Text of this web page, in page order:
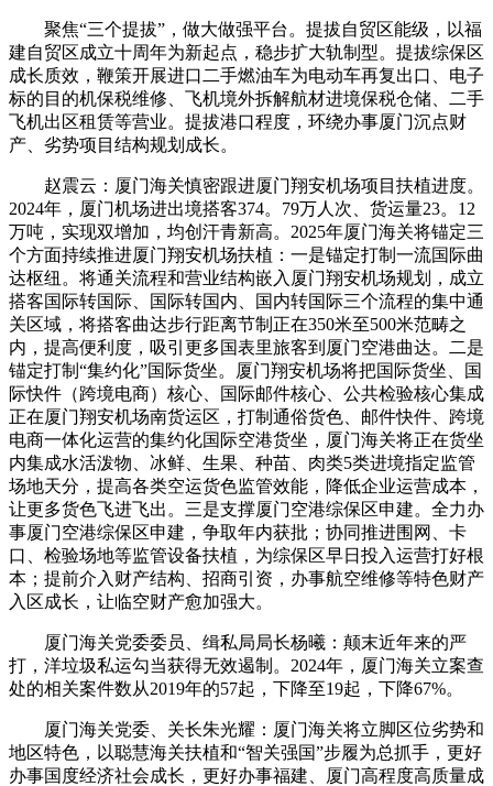
聚焦“三个提拔”，做大做强平台。提拔自贸区能级，以福
建自贸区成立十周年为新起点，稳步扩大轨制型。提拔综保区
成长质效，鞭策开展进口二手燃油车为电动车再复出口、电子
标的目的机保税维修、飞机境外拆解航材进境保税仓储、二手
飞机出区租赁等营业。提拔港口程度，环绕办事厦门沉点财
产、劣势项目结构规划成长。
赵震云：厦门海关慎密跟进厦门翔安机场项目扶植进度。
2024年，厦门机场进出境搭客374。79万人次、货运量23。12
万吨，实现双增加，均创汗青新高。2025年厦门海关将锚定三
个方面持续推进厦门翔安机场扶植：一是锚定打制一流国际曲
达枢纽。将通关流程和营业结构嵌入厦门翔安机场规划，成立
搭客国际转国际、国际转国内、国内转国际三个流程的集中通
关区域，将搭客曲达步行距离节制正在350米至500米范畴之
内，提高便利度，吸引更多国表里旅客到厦门空港曲达。二是
锚定打制“集约化”国际货坐。厦门翔安机场将把国际货坐、国
际快件（跨境电商）核心、国际邮件核心、公共检验核心集成
正在厦门翔安机场南货运区，打制通俗货色、邮件快件、跨境
电商一体化运营的集约化国际空港货坐，厦门海关将正在货坐
内集成水活泼物、冰鲜、生果、种苗、肉类5类进境指定监管
场地天分，提高各类空运货色监管效能，降低企业运营成本，
让更多货色飞进飞出。三是支撑厦门空港综保区申建。全力办
事厦门空港综保区申建，争取年内获批；协同推进围网、卡
口、检验场地等监管设备扶植，为综保区早日投入运营打好根
本；提前介入财产结构、招商引资，办事航空维修等特色财产
入区成长，让临空财产愈加强大。
厦门海关党委委员、缉私局局长杨曦：颠末近年来的严
打，洋垃圾私运勾当获得无效遏制。2024年，厦门海关立案查
处的相关案件数从2019年的57起，下降至19起，下降67%。
厦门海关党委、关长朱光耀：厦门海关将立脚区位劣势和
地区特色，以聪慧海关扶植和“智关强国”步履为总抓手，更好
办事国度经济社会成长，更好办事福建、厦门高程度高质量成